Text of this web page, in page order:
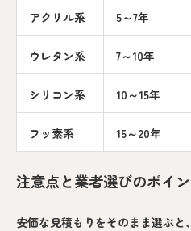
アクリル系 5～7年
ウレタン系 7～10年
シリコン系 10～15年
フッ素系 15～20年
注意点と業者選びのポイ
安価な見積もりをそのまま選ぶと